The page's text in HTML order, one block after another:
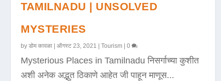
TAMILNADU | UNSOLVED
MYSTERIES
byडोम कावळा |ऑगस्ट 23, 2021 |Tourism |0
Mysterious Places in Tamilnadu निसर्गाच्या कुशीत
अशी अनेक अद्भुत ठिकाणे आहेत जी पाहून माणूस...